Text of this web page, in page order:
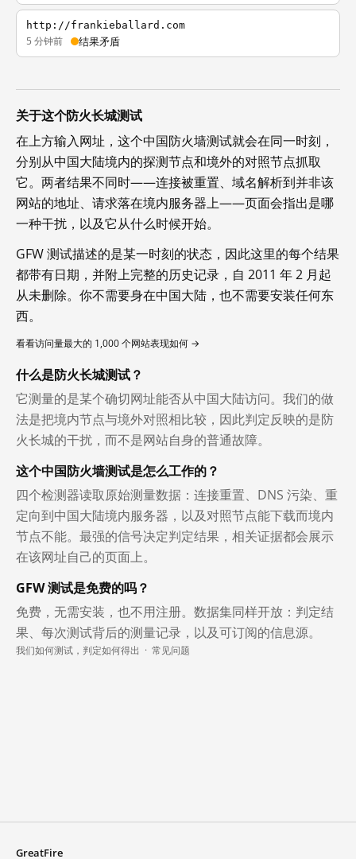
http://frankieballard.com
5 分钟前 结果矛盾
关于这个防火长城测试
在上方输入网址，这个中国防火墙测试就会在同一时刻，
分别从中国大陆境内的探测节点和境外的对照节点抓取
它。两者结果不同时——连接被重置、域名解析到并非该
网站的地址、请求落在境内服务器上——页面会指出是哪
一种干扰，以及它从什么时候开始。
GFW 测试描述的是某一时刻的状态，因此这里的每个结果
都带有日期，并附上完整的历史记录，自 2011 年 2 月起
从未删除。你不需要身在中国大陆，也不需要安装任何东
西。
看看访问量最大的 1,000 个网站表现如何 →
什么是防火长城测试？
它测量的是某个确切网址能否从中国大陆访问。我们的做
法是把境内节点与境外对照相比较，因此判定反映的是防
火长城的干扰，而不是网站自身的普通故障。
这个中国防火墙测试是怎么工作的？
四个检测器读取原始测量数据：连接重置、DNS 污染、重
定向到中国大陆境内服务器，以及对照节点能下载而境内
节点不能。最强的信号决定判定结果，相关证据都会展示
在该网址自己的页面上。
GFW 测试是免费的吗？
免费，无需安装，也不用注册。数据集同样开放：判定结
果、每次测试背后的测量记录，以及可订阅的信息源。
我们如何测试，判定如何得出 · 常见问题
GreatFire